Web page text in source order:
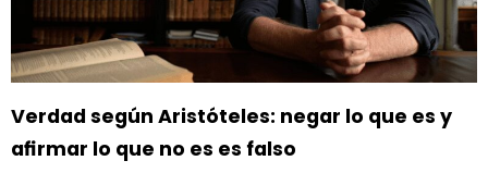
Verdad según Aristóteles: negar lo que es y
afirmar lo que no es es falso